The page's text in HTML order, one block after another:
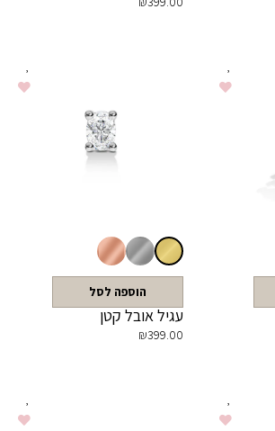
הוספה לסל
עגיל אובל קטן
₪399.00